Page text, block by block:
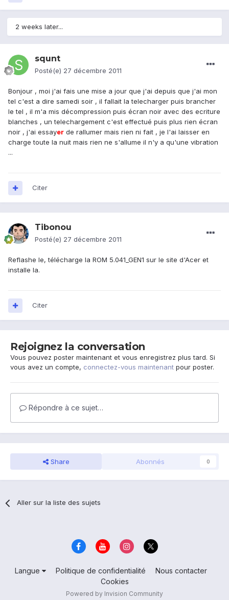
2 weeks later...
squnt
Posté(e) 27 décembre 2011
Bonjour , moi j'ai fais une mise a jour que j'ai depuis que j'ai mon
tel c'est a dire samedi soir , il fallait la telecharger puis brancher
le tel , il m'a mis décompression puis écran noir avec des ecriture
blanches , un telechargement c'est effectué puis plus rien écran
noir , j'ai essayer de rallumer mais rien ni fait , je l'ai laisser en
charge toute la nuit mais rien ne s'allume il n'y a qu'une vibration
...
Citer
Tibonou
Posté(e) 27 décembre 2011
Reflashe le, télécharge la ROM 5.041_GEN1 sur le site d'Acer et
installe la.
Citer
Rejoignez la conversation
Vous pouvez poster maintenant et vous enregistrez plus tard. Si
vous avez un compte, connectez-vous maintenant pour poster.
Répondre à ce sujet…
Share Abonnés 0
Aller sur la liste des sujets
Langue Politique de confidentialité
Nous contacter
Cookies
Powered by Invision Community